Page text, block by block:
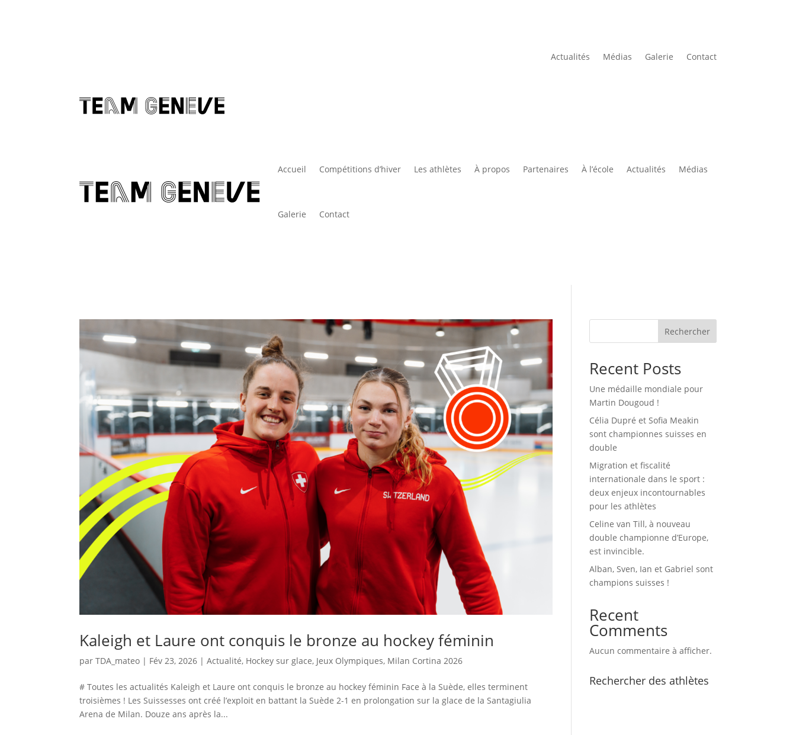
Actualités Médias Galerie Contact
Accueil Compétitions d’hiver Les athlètes À propos Partenaires À l’école Actualités Médias
Galerie Contact
Kaleigh et Laure ont conquis le bronze au hockey féminin
parTDA_mateo | Fév 23, 2026 |Actualité, Hockey sur glace, Jeux Olympiques, Milan Cortina 2026
# Toutes les actualités Kaleigh et Laure ont conquis le bronze au hockey féminin Face à la Suède, elles terminent
troisièmes ! Les Suissesses ont créé l’exploit en battant la Suède 2-1 en prolongation sur la glace de la Santagiulia
Arena de Milan. Douze ans après la...
Rechercher
Recent Posts
Une médaille mondiale pour
Martin Dougoud !
Célia Dupré et Sofia Meakin
sont championnes suisses en
double
Migration et fiscalité
internationale dans le sport :
deux enjeux incontournables
pour les athlètes
Celine van Till, à nouveau
double championne d’Europe,
est invincible.
Alban, Sven, Ian et Gabriel sont
champions suisses !
Recent
Comments
Aucun commentaire à afficher.
Rechercher des athlètes